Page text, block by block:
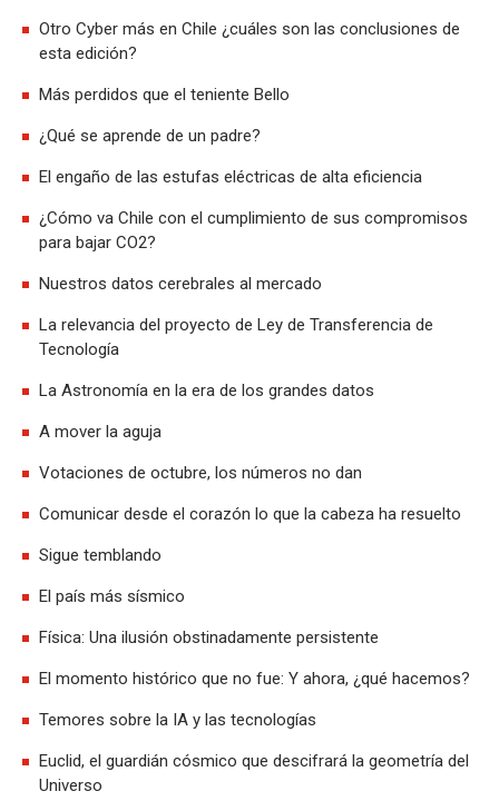
Euclid, el guardián cósmico que descifrará la geometría del
Universo
Temores sobre la IA y las tecnologías
El momento histórico que no fue: Y ahora, ¿qué hacemos?
Física: Una ilusión obstinadamente persistente
El país más sísmico
Sigue temblando
Comunicar desde el corazón lo que la cabeza ha resuelto
Votaciones de octubre, los números no dan
A mover la aguja
La Astronomía en la era de los grandes datos
La relevancia del proyecto de Ley de Transferencia de
Tecnología
Nuestros datos cerebrales al mercado
¿Cómo va Chile con el cumplimiento de sus compromisos
para bajar CO2?
El engaño de las estufas eléctricas de alta eficiencia
¿Qué se aprende de un padre?
Más perdidos que el teniente Bello
Otro Cyber más en Chile ¿cuáles son las conclusiones de
esta edición?